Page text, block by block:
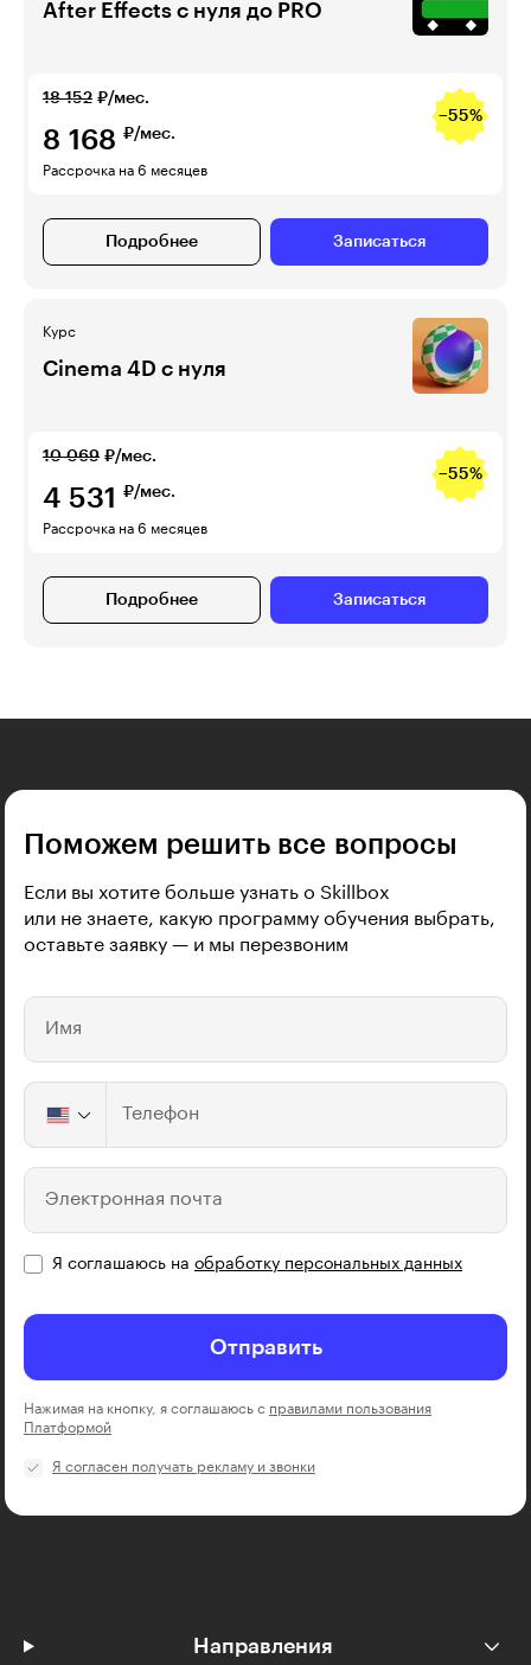
After Effects с нуля до PRO
18 152 ₽/мес.
−55%
8 168 ₽/мес.
Рассрочка на 6 месяцев
Подробнее Записаться
Курс
Cinema 4D с нуля
10 069 ₽/мес.
−55%
4 531 ₽/мес.
Рассрочка на 6 месяцев
Подробнее Записаться
Поможем решить все вопросы
Если вы хотите больше узнать о Skillbox
или не знаете, какую программу обучения выбрать,
оставьте заявку — и мы перезвоним
Имя
Телефон
Электронная почта
Я соглашаюсь на обработку персональных данных
Отправить
Нажимая на кнопку, я соглашаюсь с правилами пользования
Платформой
Я согласен получать рекламу и звонки
Направления